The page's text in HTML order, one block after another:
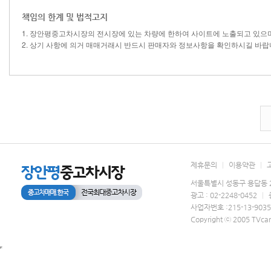
책임의 한계 및 법적고지
1. 장안평중고차시장의 전시장에 있는 차량에 한하여 사이트에 노출되고 있
2. 상기 사항에 의거 매매거래시 반드시 판매자와 정보사항을 확인하시길 바랍
제휴문의 이용약관
서울특별시 성동구 용답
광고 : 02-2248-0452
사업자번호 :215-13-
Copyright ⓒ 2005